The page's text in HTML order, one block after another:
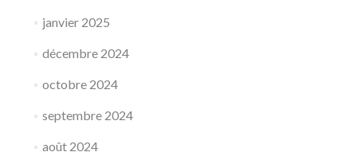
janvier 2025
décembre 2024
octobre 2024
septembre 2024
août 2024